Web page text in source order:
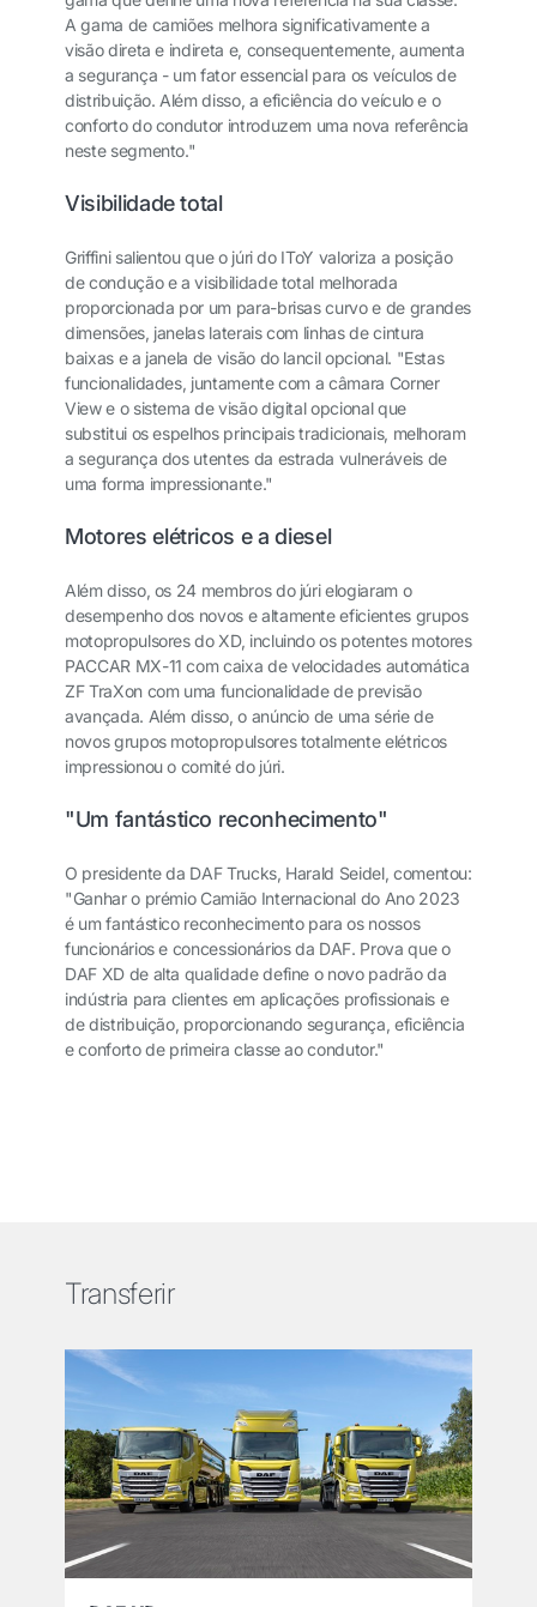
A gama de camiões melhora significativamente a
visão direta e indireta e, consequentemente, aumenta
a segurança - um fator essencial para os veículos de
distribuição. Além disso, a eficiência do veículo e o
conforto do condutor introduzem uma nova referência
neste segmento."
Visibilidade total
Griffini salientou que o júri do IToY valoriza a posição
de condução e a visibilidade total melhorada
proporcionada por um para-brisas curvo e de grandes
dimensões, janelas laterais com linhas de cintura
baixas e a janela de visão do lancil opcional. "Estas
funcionalidades, juntamente com a câmara Corner
View e o sistema de visão digital opcional que
substitui os espelhos principais tradicionais, melhoram
a segurança dos utentes da estrada vulneráveis de
uma forma impressionante."
Motores elétricos e a diesel
Além disso, os 24 membros do júri elogiaram o
desempenho dos novos e altamente eficientes grupos
motopropulsores do XD, incluindo os potentes motores
PACCAR MX-11 com caixa de velocidades automática
ZF TraXon com uma funcionalidade de previsão
avançada. Além disso, o anúncio de uma série de
novos grupos motopropulsores totalmente elétricos
impressionou o comité do júri.
"Um fantástico reconhecimento"
O presidente da DAF Trucks, Harald Seidel, comentou:
"Ganhar o prémio Camião Internacional do Ano 2023
é um fantástico reconhecimento para os nossos
funcionários e concessionários da DAF. Prova que o
DAF XD de alta qualidade define o novo padrão da
indústria para clientes em aplicações profissionais e
de distribuição, proporcionando segurança, eficiência
e conforto de primeira classe ao condutor."
Transferir